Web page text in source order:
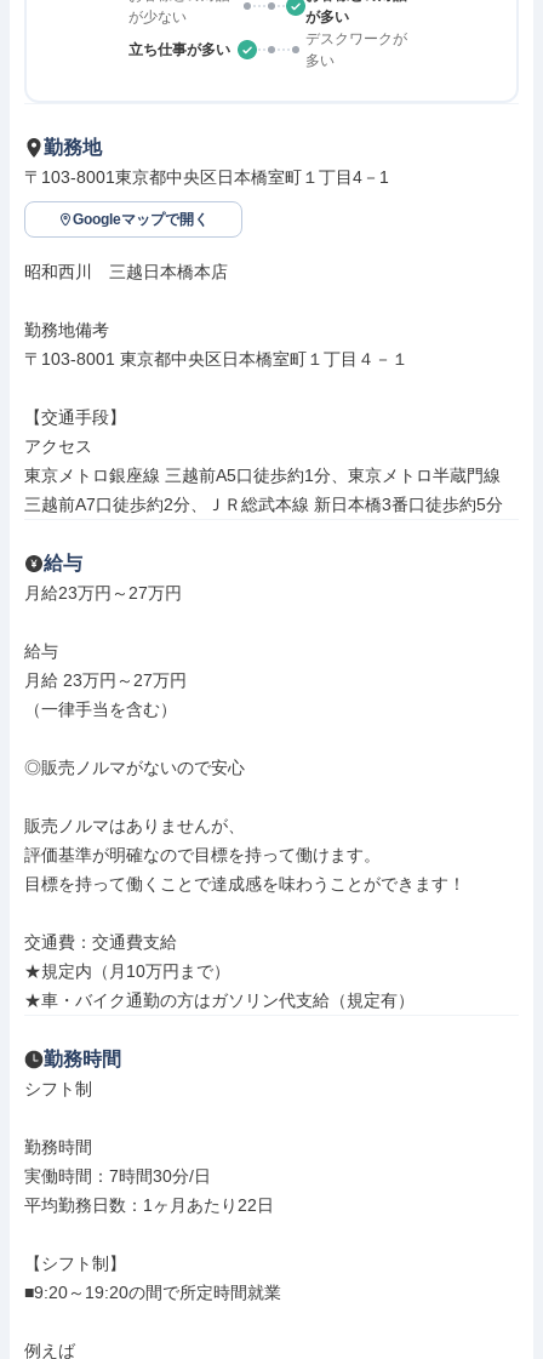
が少ない
が多い
立ち仕事が多い
デスクワークが
多い
勤務地
〒103-8001東京都中央区日本橋室町１丁目4－1
Googleマップで開く
昭和西川　三越日本橋本店
勤務地備考
〒103-8001 東京都中央区日本橋室町１丁目４－１
【交通手段】
アクセス
東京メトロ銀座線 三越前A5口徒歩約1分、東京メトロ半蔵門線
三越前A7口徒歩約2分、ＪＲ総武本線 新日本橋3番口徒歩約5分
給与
月給23万円～27万円
給与
月給 23万円～27万円
（一律手当を含む）
◎販売ノルマがないので安心
販売ノルマはありませんが、
評価基準が明確なので目標を持って働けます。
目標を持って働くことで達成感を味わうことができます！
交通費：交通費支給
★規定内（月10万円まで）
★車・バイク通勤の方はガソリン代支給（規定有）
勤務時間
シフト制
勤務時間
実働時間：7時間30分/日
平均勤務日数：1ヶ月あたり22日
【シフト制】
■9:20～19:20の間で所定時間就業
例えば